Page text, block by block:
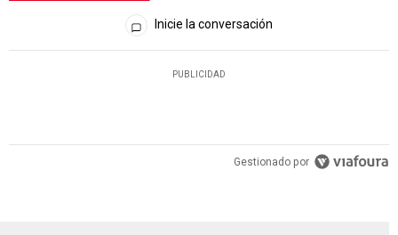
Todos los comentarios
Inicie la conversación
PUBLICIDAD
Gestionado por